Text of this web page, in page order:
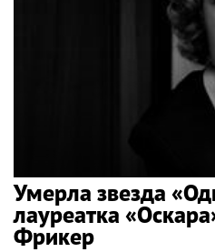
Умерла звезда
лауреатка
Фрикер